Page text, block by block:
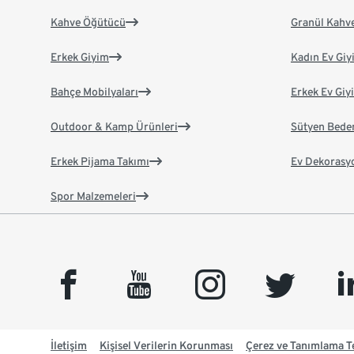
Kahve Öğütücü Granül
Erkek Giyim
Bahçe Mobilyaları
Outdoor & Kamp Ürünleri
Erkek Pijama Takımı
Spor Malzemeleri
Kadın Ev
Erkek Ev
Sütyen
Ev
facebook youtube instagram twitter
İletişim Kişisel Verilerin Korunması Çerez ve Tanımlama